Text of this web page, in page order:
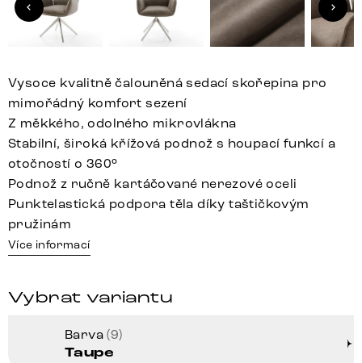
Vysoce kvalitně čalouněná sedací skořepina pro
mimořádný komfort sezení
Z měkkého, odolného mikrovlákna
Stabilní, široká křížová podnož s houpací funkcí a
otočností o 360°
Podnož z ručně kartáčované nerezové oceli
Punktelastická podpora těla díky taštičkovým
pružinám
Více informací
Vybrat variantu
Barva(9)
Taupe